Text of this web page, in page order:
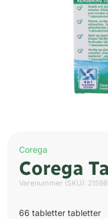
Corega
Corega
Varenummer (SKU):
66 tabletter tabletter